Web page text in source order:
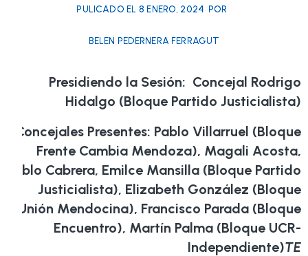
PULICADO EL 8 ENERO, 2024 POR
BELEN PEDERNERA FERRAGUT
Presidiendo la Sesión: Concejal Rodrigo
Hidalgo (Bloque Partido Justicialista)
Concejales Presentes: Pablo Villarruel (Bloque
Frente Cambia Mendoza), Magali Acosta,
Pablo Cabrera, Emilce Mansilla (Bloque Partido
Justicialista), Elizabeth González (Bloque
Unión Mendocina), Francisco Parada (Bloque
Encuentro), Martín Palma (Bloque UCR-
Independiente)TE